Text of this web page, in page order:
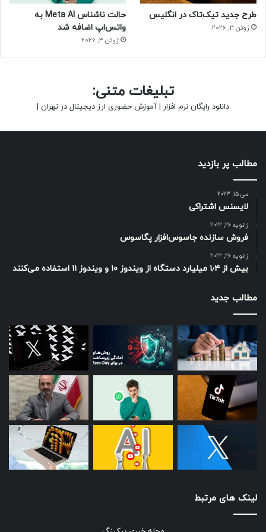
طرح جدید تیک‌تاک در انگلیس
ژوئن 3, 2026
حالت ناشناس Meta AI به
واتس‌اپ اضافه شد
ژوئن 3, 2026
تبلیغات متنی:
دانلود رایگان نرم افزار آموزش حضوری ارز دیجیتال در تهران
مطالب پر بازدید
می 15, 2023
لایسنس اشتراکی
ژانویه 26, 2022
فروش سازنده جاسوس‌افزار پگاسوس
ژانویه 26, 2022
بیش از ۱٫۴ میلیارد دستگاه از ویندوز ۱۰ و ویندوز ۱۱ استفاده می‌کنند
مطالب جدید
لینک های مرتبط